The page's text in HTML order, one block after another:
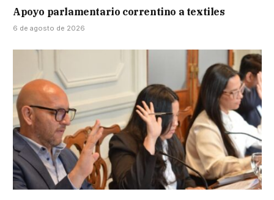
Apoyo parlamentario correntino a textiles
6 de agosto de 2026